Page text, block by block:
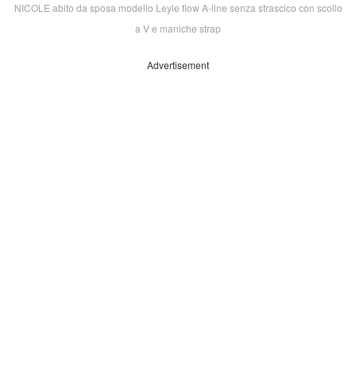
NICOLE abito da sposa modello Leyle flow A-line senza strascico con scollo
a V e maniche strap
Advertisement